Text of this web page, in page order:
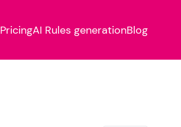
PricingAI Rules generationBlog